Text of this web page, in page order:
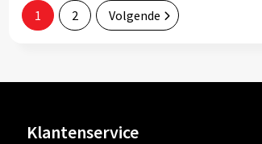
1 2 Volgende
Klantenservice